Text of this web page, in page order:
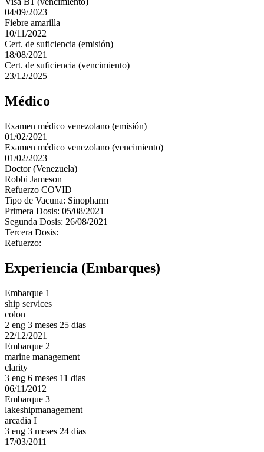
04/09/2023
Fiebre amarilla
10/11/2022
Cert. de suficiencia (emisión)
18/08/2021
Cert. de suficiencia (vencimiento)
23/12/2025
Médico
Examen médico venezolano (emisión)
01/02/2021
Examen médico venezolano (vencimiento)
01/02/2023
Doctor (Venezuela)
Robbi Jameson
Refuerzo COVID
Tipo de Vacuna: Sinopharm
Primera Dosis: 05/08/2021
Segunda Dosis: 26/08/2021
Tercera Dosis:
Refuerzo:
Experiencia (Embarques)
Embarque 1
ship services
colon
2 eng 3 meses 25 dias
22/12/2021
Embarque 2
marine management
clarity
3 eng 6 meses 11 dias
06/11/2012
Embarque 3
lakeshipmanagement
arcadia I
3 eng 3 meses 24 dias
17/03/2011